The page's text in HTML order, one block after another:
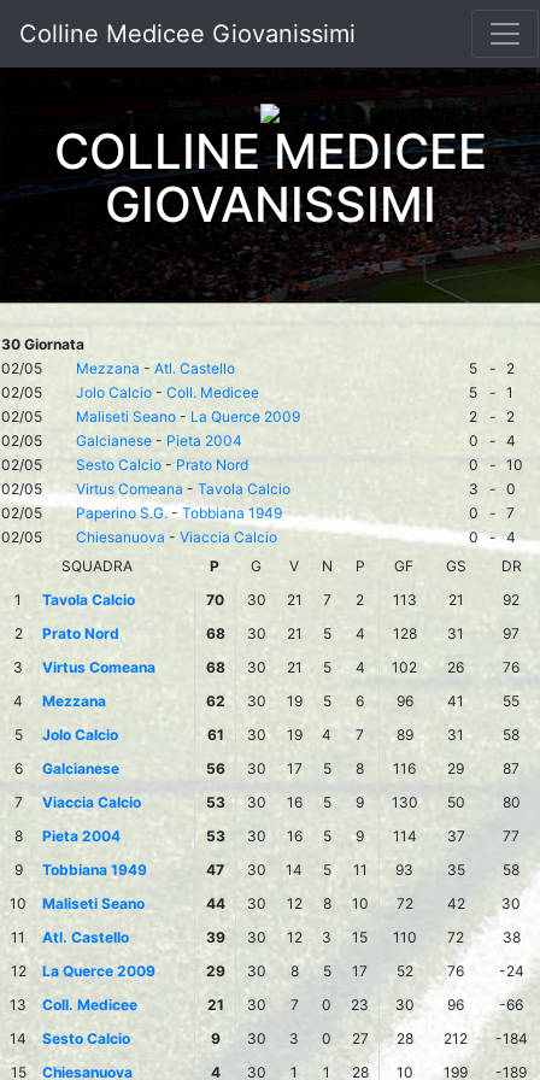
Colline Medicee Giovanissimi
COLLINE MEDICEE
GIOVANISSIMI
30 Giornata
02/05
Mezzana - Atl. Castello 5 -
2
02/05
Jolo Calcio - Coll. Medicee 5 - 1
02/05
Maliseti Seano - La Querce 2009 2 -
2
02/05
Galcianese - Pieta 2004 0 - 4
02/05
Sesto Calcio - Prato Nord 0 - 10
02/05
Virtus Comeana - Tavola Calcio 3 - 0
02/05
Paperino S.G. - Tobbiana 1949 0 - 7
02/05
Chiesanuova - Viaccia Calcio 0 - 4
SQUADRA
P G V N P GF GS
DR
1
Tavola Calcio 70 30 21 7 2 113 21
92
2
Prato Nord 68 30 21 5 4 128 31
97
3
Virtus Comeana 68 30 21 5 4 102 26
76
4
Mezzana 62 30 19 5 6 96 41
55
5
Jolo Calcio 61 30 19 4 7 89 31
58
6
Galcianese 56 30 17 5 8 116 29
87
7
Viaccia Calcio 53 30 16 5 9 130 50
80
8
Pieta 2004 53 30 16 5 9 114 37
77
9
Tobbiana 1949 47 30 14 5 11 93 35
58
10
Maliseti Seano 44 30 12 8 10 72 42
30
11
Atl. Castello 39 30 12 3 15 110 72
38
12
La Querce 2009 29 30 8 5 17 52 76
-24
13
Coll. Medicee 21 30 7 0 23 30 96
-66
14
Sesto Calcio 9 30 3 0 27 28 212
-184
15
Chiesanuova 4 30 1 1 28 10 199 -189